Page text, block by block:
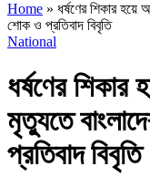
Home » ধর্ষণের শিকার হয়ে
শোক ও প্রতিবাদ বিবৃতি
National
ধর্ষণের শিকার
মৃত্যুতে
প্রতিবাদ বিবৃতি